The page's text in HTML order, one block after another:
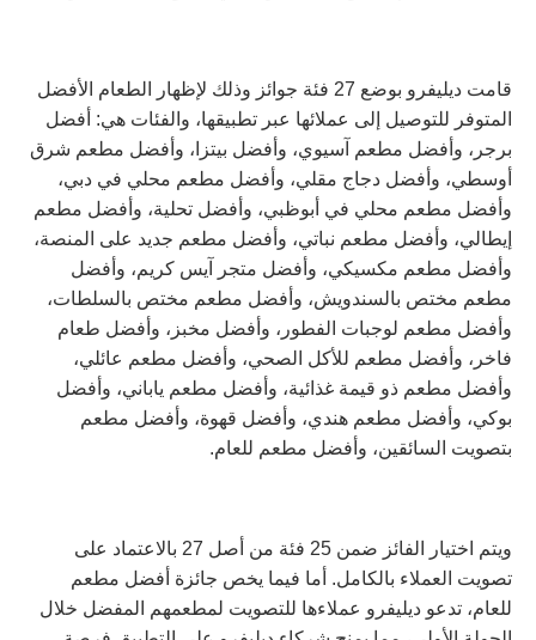
قامت ديليفرو بوضع 27 فئة جوائز وذلك لإظهار الطعام الأفضل
المتوفر للتوصيل إلى عملائها عبر تطبيقها، والفئات هي: أفضل
برجر، وأفضل مطعم آسيوي، وأفضل بيتزا، وأفضل مطعم شرق
أوسطي، وأفضل دجاج مقلي، وأفضل مطعم محلي في دبي،
وأفضل مطعم محلي في أبوظبي، وأفضل تحلية، وأفضل مطعم
إيطالي، وأفضل مطعم نباتي، وأفضل مطعم جديد على المنصة،
وأفضل مطعم مكسيكي، وأفضل متجر آيس كريم، وأفضل
مطعم مختص بالسندويش، وأفضل مطعم مختص بالسلطات،
وأفضل مطعم لوجبات الفطور، وأفضل مخبز، وأفضل طعام
فاخر، وأفضل مطعم للأكل الصحي، وأفضل مطعم عائلي،
وأفضل مطعم ذو قيمة غذائية، وأفضل مطعم ياباني، وأفضل
بوكي، وأفضل مطعم هندي، وأفضل قهوة، وأفضل مطعم
بتصويت السائقين، وأفضل مطعم للعام.
ويتم اختيار الفائز ضمن 25 فئة من أصل 27 بالاعتماد على
تصويت العملاء بالكامل. أما فيما يخص جائزة أفضل مطعم
للعام، تدعو ديليفرو عملاءها للتصويت لمطعمهم المفضل خلال